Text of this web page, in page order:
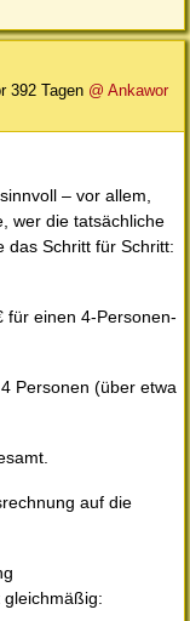
392 Tagen @ Ankawor
– vor allem,
wer die tatsächliche
das Schritt für Schritt:
für einen 4-Personen-
Personen (über etwa
auf die
gleichmäßig: